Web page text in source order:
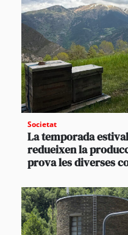
Societat
La temporada
redueixen la
prova les diverses